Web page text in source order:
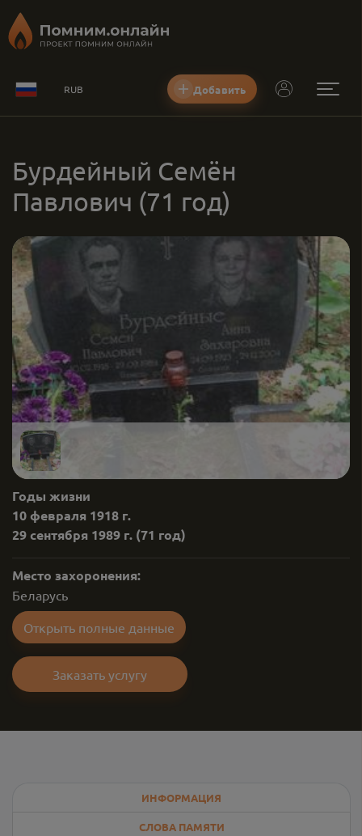
RUB Добавить
Бурдейный Семён
Павлович (71 год)
Годы жизни
10 февраля 1918 г.
29 сентября 1989 г. (71 год)
Место захоронения:
Беларусь
Открыть полные данные
Заказать услугу
ИНФОРМАЦИЯ
СЛОВА ПАМЯТИ